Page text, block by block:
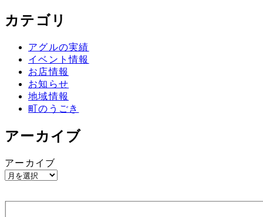
カテゴリ
アグルの実績
イベント情報
お店情報
お知らせ
地域情報
町のうごき
アーカイブ
アーカイブ